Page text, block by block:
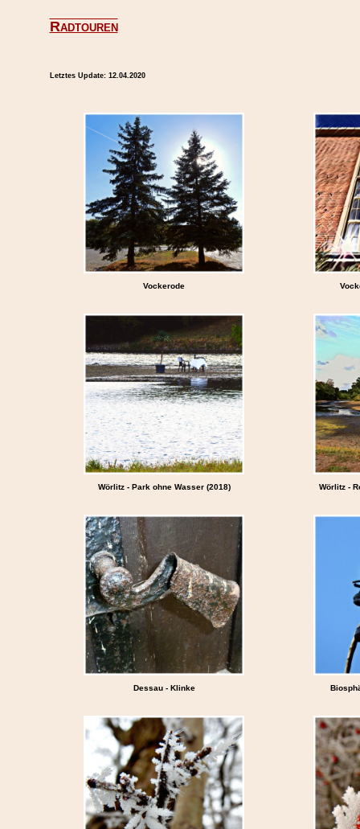
Radtouren
Letztes Update: 12.04.2020
Vockerode
Wörlitz - Park ohne Wasser (2018) Wörlitz -
Dessau - Klinke